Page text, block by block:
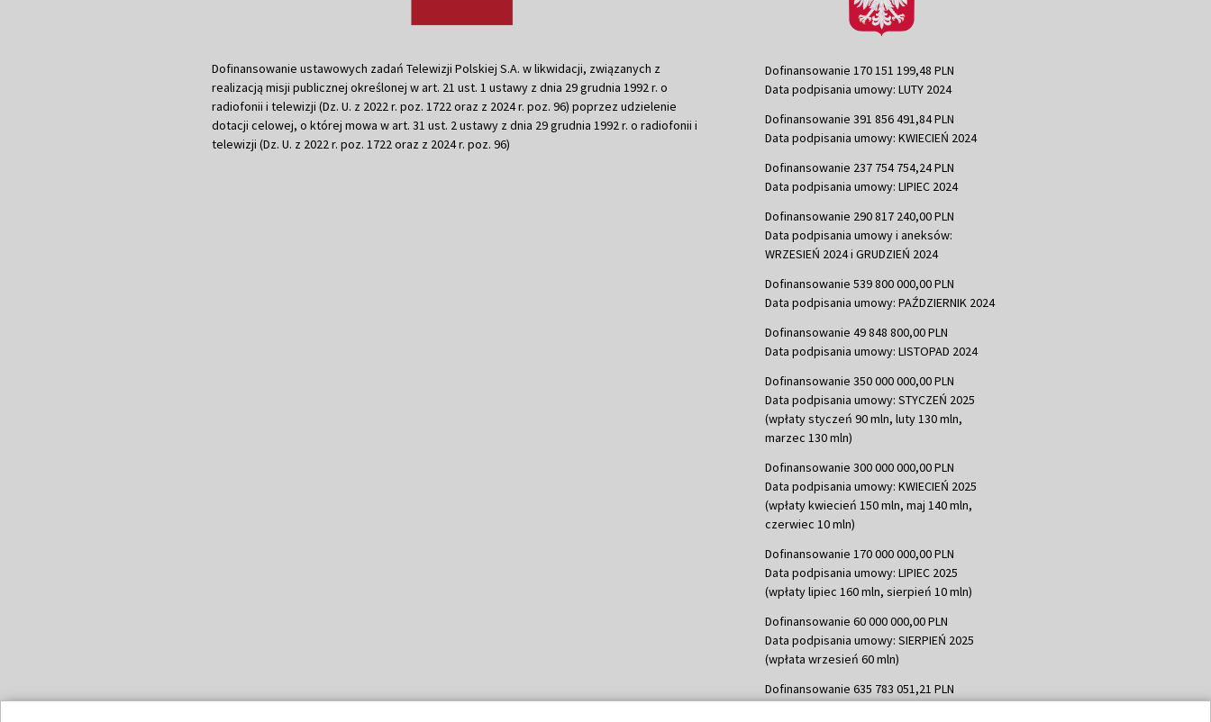
Dofinansowanie ustawowych zadań Telewizji Polskiej S.A. w likwidacji, związanych z
realizacją misji publicznej określonej w art. 21 ust. 1 ustawy z dnia 29 grudnia 1992 r. o
radiofonii i telewizji (Dz. U. z 2022 r. poz. 1722 oraz z 2024 r. poz. 96) poprzez udzielenie
dotacji celowej, o której mowa w art. 31 ust. 2 ustawy z dnia 29 grudnia 1992 r. o radiofonii i
telewizji (Dz. U. z 2022 r. poz. 1722 oraz z 2024 r. poz. 96)
Dofinansowanie 170 151 199,48 PLN
Data podpisania umowy: LUTY 2024
Dofinansowanie 391 856 491,84 PLN
Data podpisania umowy: KWIECIEŃ 2024
Dofinansowanie 237 754 754,24 PLN
Data podpisania umowy: LIPIEC 2024
Dofinansowanie 290 817 240,00 PLN
Data podpisania umowy i aneksów:
WRZESIEŃ 2024 i GRUDZIEŃ 2024
Dofinansowanie 539 800 000,00 PLN
Data podpisania umowy: PAŹDZIERNIK 2024
Dofinansowanie 49 848 800,00 PLN
Data podpisania umowy: LISTOPAD 2024
Dofinansowanie 350 000 000,00 PLN
Data podpisania umowy: STYCZEŃ 2025
(wpłaty styczeń 90 mln, luty 130 mln,
marzec 130 mln)
Dofinansowanie 300 000 000,00 PLN
Data podpisania umowy: KWIECIEŃ 2025
(wpłaty kwiecień 150 mln, maj 140 mln,
czerwiec 10 mln)
Dofinansowanie 170 000 000,00 PLN
Data podpisania umowy: LIPIEC 2025
(wpłaty lipiec 160 mln, sierpień 10 mln)
Dofinansowanie 60 000 000,00 PLN
Data podpisania umowy: SIERPIEŃ 2025
(wpłata wrzesień 60 mln)
Dofinansowanie 635 783 051,21 PLN